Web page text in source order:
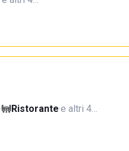
· Ristorante·e altri 4…